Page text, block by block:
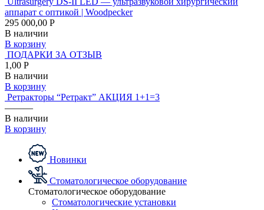
аппарат с оптикой | Woodpecker
295 000,00 Р
В наличии
В корзину
ПОДАРКИ ЗА ОТЗЫВ
1,00 Р
В наличии
В корзину
Ретракторы “Ретракт” АКЦИЯ 1+1=3
———
В наличии
В корзину
Новинки
Стоматологическое оборудование
Стоматологическое оборудование
Стоматологические установки